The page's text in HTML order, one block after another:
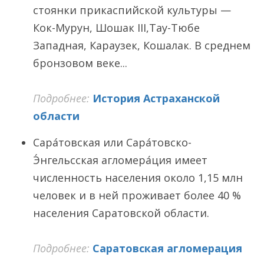
стоянки прикаспийской культуры —
Кок-Мурун, Шошак III,Тау-Тюбе
Западная, Караузек, Кошалак. В среднем
бронзовом веке...
Подробнее: История Астраханской
области
Сара́товская или Сара́товско-
Э́нгельсская агломера́ция имеет
численность населения около 1,15 млн
человек и в ней проживает более 40 %
населения Саратовской области.
Подробнее: Саратовская агломерация